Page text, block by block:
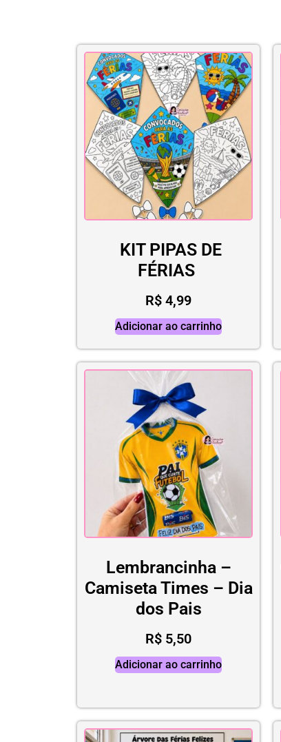
KIT PIPAS DE
FÉRIAS
R$ 4,99
Adicionar ao carrinho
Lembrancinha –
Camiseta Times – Dia
dos Pais
R$ 5,50
Adicionar ao carrinho